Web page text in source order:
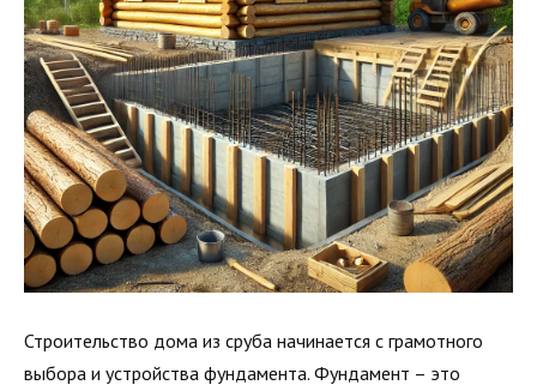
Строительство дома из сруба начинается с грамотного
выбора и устройства фундамента. Фундамент – это